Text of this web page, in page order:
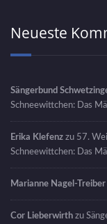
Neueste
Sängerbund
Schneewittchen: Das
Erika Klefenz zu 57.
Schneewittchen: Das
Marianne Nagel-Treiber
Cor Lieberwirth zu